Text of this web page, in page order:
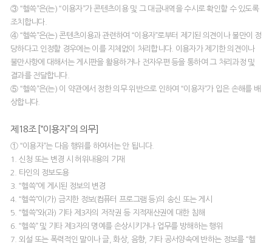
③ “헬쓱”은(는) “이용자”가 콘텐츠이용 및 그 대금내역을 수시로 확인할 수 있도록
조치합니다.
④ “헬쓱”은(는) 콘텐츠이용과 관련하여 “이용자”로부터 제기된 의견이나 불만이 정
당하다고 인정할 경우에는 이를 지체없이 처리합니다. 이용자가 제기한 의견이나
불만사항에 대해서는 게시판을 활용하거나 전자우편 등을 통하여 그 처리과정 및
결과를 전달합니다.
⑤ “헬쓱”은(는) 이 약관에서 정한 의무 위반으로 인하여 “이용자”가 입은 손해를 배
상합니다.
제18조 [“이용자”의 의무]
① “이용자”는 다음 행위를 하여서는 안 됩니다.
1. 신청 또는 변경 시 허위내용의 기재
2. 타인의 정보도용
3. “헬쓱”에 게시된 정보의 변경
4. “헬쓱”이(가) 금지한 정보(컴퓨터 프로그램 등)의 송신 또는 게시
5. “헬쓱”와(과) 기타 제3자의 저작권 등 지적재산권에 대한 침해
6. “헬쓱” 및 기타 제3자의 명예를 손상시키거나 업무를 방해하는 행위
7. 외설 또는 폭력적인 말이나 글, 화상, 음향, 기타 공서양속에 반하는 정보를 “헬